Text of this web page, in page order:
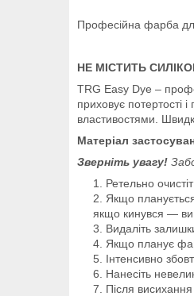
Професійна фарба для
НЕ МІСТИТЬ
TRG Easy Dye –
приховує потертості
властивостями.
Матеріал
Зверніть увагу!
Ретельно
Якщо
якщо кинувся —
Видаліть
Якщо планує
Інтенсивно
Нанесіть
Після